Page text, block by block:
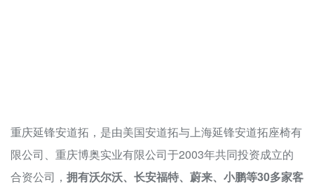
重庆延锋安道拓，是由美国安道拓与上海延锋安道拓座椅有
限公司、重庆博奥实业有限公司于2003年共同投资成立的
合资公司， 拥有沃尔沃、长安福特、蔚来、小鹏等30多家客